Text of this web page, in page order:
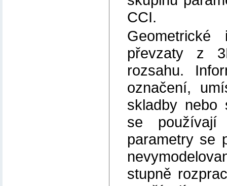
CCI.
převzaty z
rozsahu.
označení,
skladby nebo
se používají
parametry se
stupně